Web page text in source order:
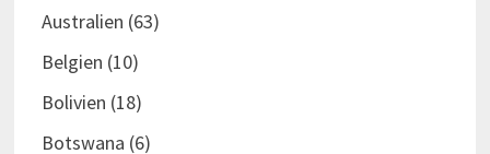
Australien (63)
Belgien (10)
Bolivien (18)
Botswana (6)